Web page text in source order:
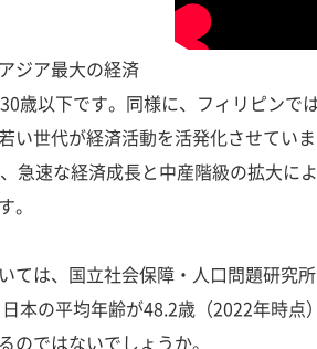
ジア最大の経済
歳以下です。同様に、フィリピンで
い世代が経済活動を活発化させてい
急速な経済成長と中産階級の拡大に
。
ては、国立社会保障・人口問題研究
本の平均年齢が48.2歳（2022年時点
のではないでしょうか。